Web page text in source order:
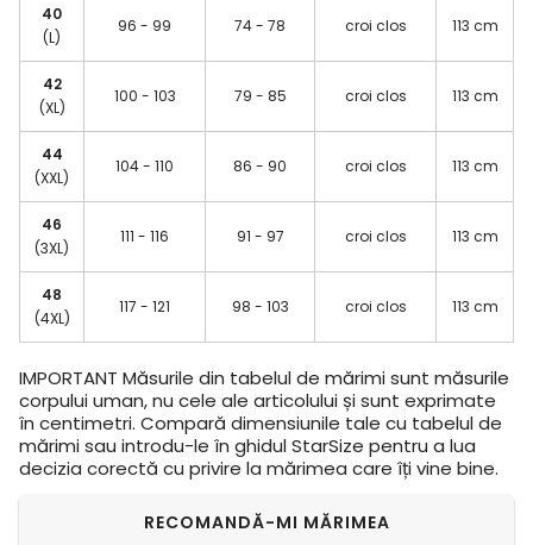
40
(L)
96 - 99 74 - 78 croi clos 113 cm
42
(XL)
100 - 103 79 - 85 croi clos 113 cm
44
(XXL)
104 - 110 86 - 90 croi clos 113 cm
46
(3XL)
111 - 116 91 - 97 croi clos 113 cm
48
(4XL)
117 - 121 98 - 103 croi clos 113 cm
IMPORTANT Măsurile din tabelul de mărimi sunt măsurile
corpului uman, nu cele ale articolului și sunt exprimate
în centimetri. Compară dimensiunile tale cu tabelul de
mărimi sau introdu-le în ghidul StarSize pentru a lua
decizia corectă cu privire la mărimea care îți vine bine.
RECOMANDĂ-MI MĂRIMEA